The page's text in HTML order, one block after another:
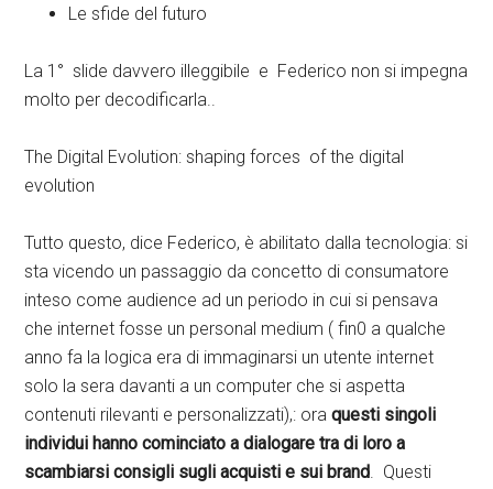
Le sfide del futuro
La 1° slide davvero illeggibile e Federico non si impegna
molto per decodificarla..
The Digital Evolution: shaping forces of the digital
evolution
Tutto questo, dice Federico, è abilitato dalla tecnologia: si
sta vicendo un passaggio da concetto di consumatore
inteso come audience ad un periodo in cui si pensava
che internet fosse un personal medium ( fin0 a qualche
anno fa la logica era di immaginarsi un utente internet
solo la sera davanti a un computer che si aspetta
contenuti rilevanti e personalizzati),: ora questi singoli
individui hanno cominciato a dialogare tra di loro a
scambiarsi consigli sugli acquisti e sui brand. Questi